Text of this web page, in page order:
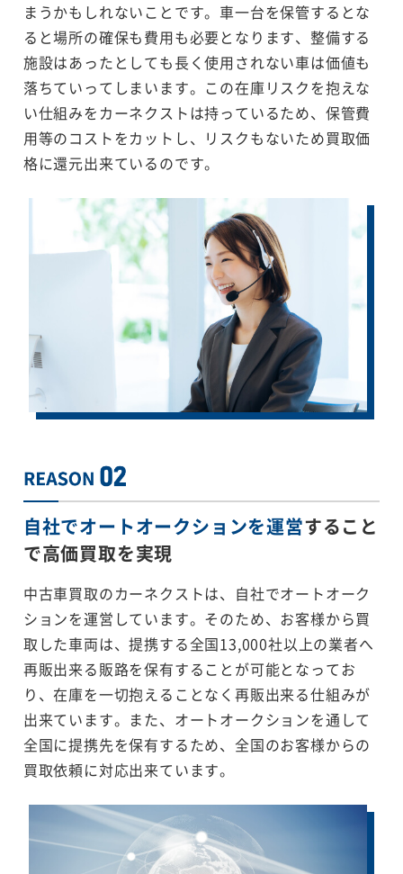
まうかもしれないことです。車一台を保管するとな
ると場所の確保も費用も必要となります、整備する
施設はあったとしても長く使用されない車は価値も
落ちていってしまいます。この在庫リスクを抱えな
い仕組みをカーネクストは持っているため、保管費
用等のコストをカットし、リスクもないため買取価
格に還元出来ているのです。
自社でオートオークションを運営すること
で高価買取を実現
中古車買取のカーネクストは、自社でオートオーク
ションを運営しています。そのため、お客様から買
取した車両は、提携する全国13,000社以上の業者へ
再販出来る販路を保有することが可能となってお
り、在庫を一切抱えることなく再販出来る仕組みが
出来ています。また、オートオークションを通して
全国に提携先を保有するため、全国のお客様からの
買取依頼に対応出来ています。